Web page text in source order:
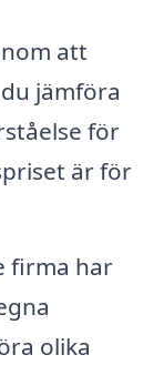
att
jämföra
för
är för
firma har
olika